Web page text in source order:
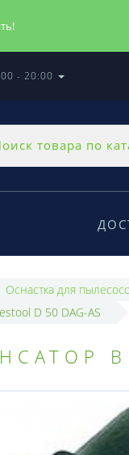
- 20:00
Оснастка для
D 50 DAG-AS